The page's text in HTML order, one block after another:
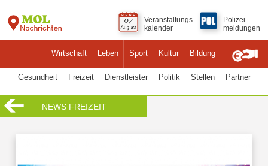
Wirtschaft Leben Sport Kultur Bildung
Veranstaltungs-
kalender
Polizei-
meldungen
Gesundheit Freizeit Dienstleister Politik Stellen Partner
NEWS FREIZEIT